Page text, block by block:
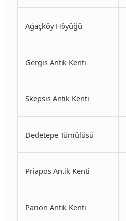
Ağaçköy Höyüğü
Gergis Antik Kenti
Skepsis Antik Kenti
Dedetepe Tümülüsü
Priapos Antik Kenti
Parion Antik Kenti